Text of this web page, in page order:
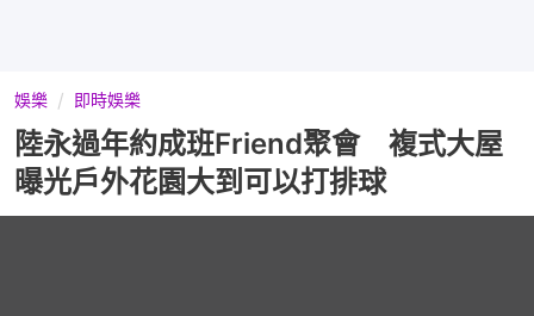
娛樂 即時娛樂
陸永過年約成班Friend聚會 複式大屋
曝光戶外花園大到可以打排球